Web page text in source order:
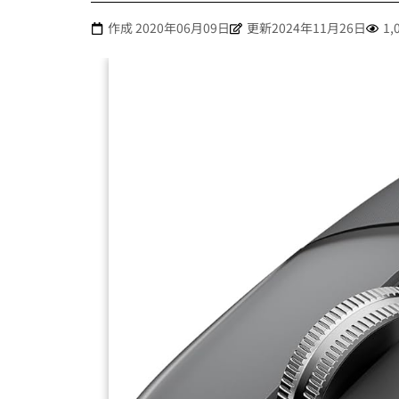
作成2020年06月09日 更新2024年11月26日